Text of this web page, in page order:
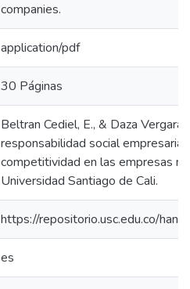
companies.
application/pdf
30 Páginas
Beltran Cediel, E., & Daza
responsabilidad social
competitividad en las empresas
Universidad Santiago de Cali.
https://repositorio.usc.edu.co/
es